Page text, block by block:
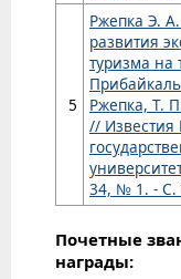
5
Ржепка Э.
развития
туризма на
Ржепка, Т.
// Известия
34, № 1. - С.
Почетные
награды: